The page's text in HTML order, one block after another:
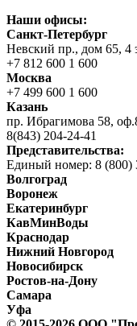
Наши офисы:
Санкт-Петербург
Невский пр., дом 65, 4
+7 812 600 1 600
Москва
+7 499 600 1 600
Казань
пр. Ибрагимова 58,
8(843) 204-24-41
Представительства:
Единый номер: 8 (800)
Волгоград
Воронеж
Екатеринбург
КавМинВоды
Краснодар
Нижний Новгород
Новосибирск
Ростов-на-Дону
Самара
Уфа